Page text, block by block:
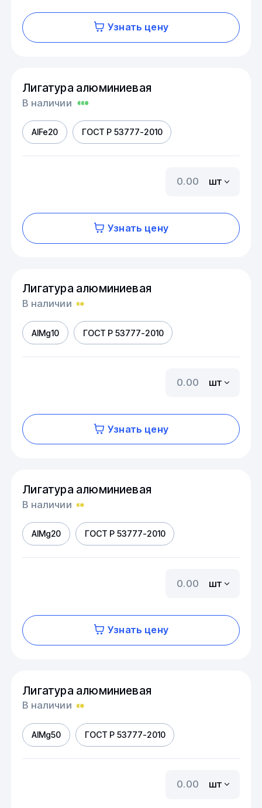
Узнать цену
Лигатура алюминиевая
В наличии
AIFe20 ГОСТ Р 53777-2010
шт
Узнать цену
Лигатура алюминиевая
В наличии
AIMg10 ГОСТ Р 53777-2010
шт
Узнать цену
Лигатура алюминиевая
В наличии
AIMg20 ГОСТ Р 53777-2010
шт
Узнать цену
Лигатура алюминиевая
В наличии
AIMg50 ГОСТ Р 53777-2010
шт